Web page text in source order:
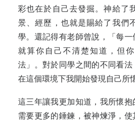
彩也在於自己去發掘。神給了
景、經歷，也就是賜給了我們
學。還記得有老師曾說，「每一
就算你自己不清楚知道，但
法」。對於同學之間的不同看法
在這個環境下我開始發現自己所
這三年讓我更加知道，我所懷
需要更多的錘鍊，被神煉淨，